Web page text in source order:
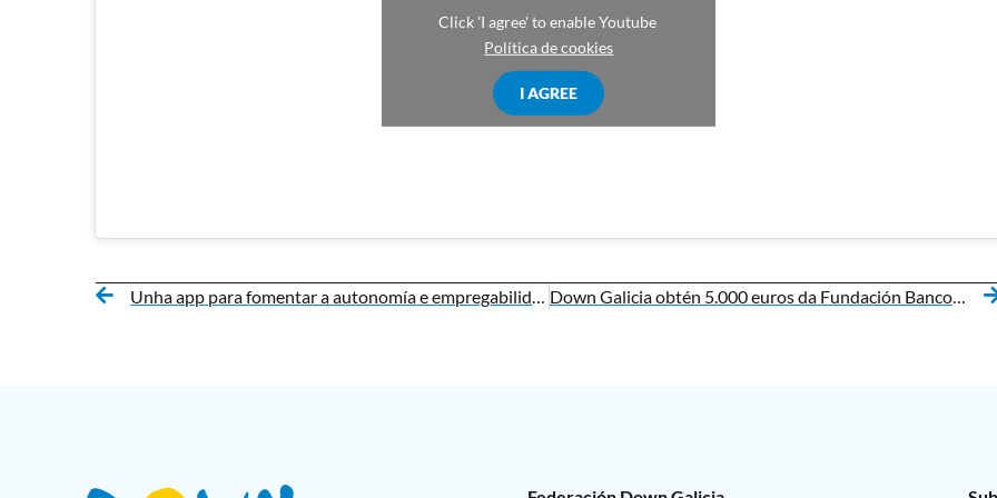
Click 'I agree' to enable Youtube
Política de cookies
I AGREE
Down Galicia obtén 5.000 euros da Fundación Banco Santander para mellorar as aulas interactivas das súas entidades